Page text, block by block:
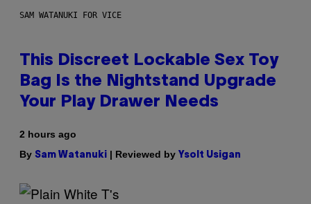
SAM WATANUKI FOR VICE
This Discreet Lockable Sex Toy
Bag Is the Nightstand Upgrade
Your Play Drawer Needs
2 hours ago
By Sam Watanuki | Reviewed by Ysolt Usigan